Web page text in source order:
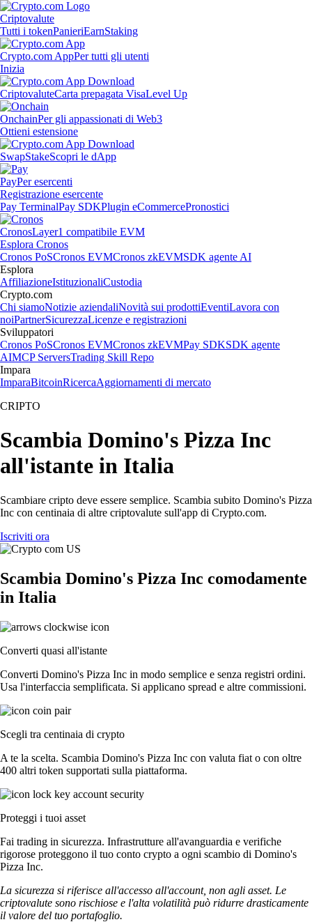
Criptovalute
Tutti i tokenPanieriEarnStaking
Crypto.com AppPer tutti gli utenti
Inizia
CriptovaluteCarta prepagata VisaLevel Up
OnchainPer gli appassionati di Web3
Ottieni estensione
SwapStakeScopri le dApp
PayPer esercenti
Registrazione esercente
Pay TerminalPay SDKPlugin eCommercePronostici
CronosLayer1 compatibile EVM
Esplora Cronos
Cronos PoSCronos EVMCronos zkEVMSDK agente AI
Esplora
AffiliazioneIstituzionaliCustodia
Crypto.com
Chi siamoNotizie aziendaliNovità sui prodottiEventiLavora con
noiPartnerSicurezzaLicenze e registrazioni
Sviluppatori
Cronos PoSCronos EVMCronos zkEVMPay SDKSDK agente
AIMCP ServersTrading Skill Repo
Impara
ImparaBitcoinRicercaAggiornamenti di mercato
CRIPTO
Scambia Domino's Pizza Inc
all'istante in Italia
Scambiare cripto deve essere semplice. Scambia subito Domino's Pizza
Inc con centinaia di altre criptovalute sull'app di Crypto.com.
Iscriviti ora
Scambia Domino's Pizza Inc comodamente
in Italia
Converti quasi all'istante
Converti Domino's Pizza Inc in modo semplice e senza registri ordini.
Usa l'interfaccia semplificata. Si applicano spread e altre commissioni.
Scegli tra centinaia di crypto
A te la scelta. Scambia Domino's Pizza Inc con valuta fiat o con oltre
400 altri token supportati sulla piattaforma.
Proteggi i tuoi asset
Fai trading in sicurezza. Infrastrutture all'avanguardia e verifiche
rigorose proteggono il tuo conto crypto a ogni scambio di Domino's
Pizza Inc.
La sicurezza si riferisce all'accesso all'account, non agli asset. Le
criptovalute sono rischiose e l'alta volatilità può ridurre drasticamente
il valore del tuo portafoglio.